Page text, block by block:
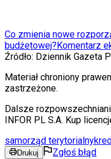
Co zmienia nowe
budżetowej?Komentarz
Źródło: Dziennik Gazeta
Materiał chroniony
zastrzeżone.
Dalsze
INFOR PL S.A. Kup
samorząd terytorialny
Drukuj Zgłoś błąd